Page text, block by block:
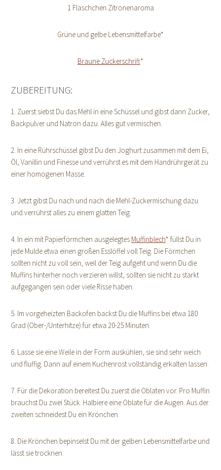
1 Fläschchen Zitronenaroma
Grüne und gelbe Lebensmittelfarbe*
Braune Zuckerschrift*
ZUBEREITUNG:
1. Zuerst siebst Du das Mehl in eine Schüssel und gibst dann Zucker,
Backpulver und Natron dazu. Alles gut vermischen.
2. In eine Rührschüssel gibst Du den Joghurt zusammen mit dem Ei,
Öl, Vanillin und Finesse und verrührst es mit dem Handrührgerät zu
einer homogenen Masse.
3. Jetzt gibst Du nach und nach die Mehl-Zuckermischung dazu
und verrührst alles zu einem glatten Teig.
4. In ein mit Papierförmchen ausgelegtes Muffinblech* füllst Du in
jede Mulde etwa einen großen Esslöffel voll Teig. Die Förmchen
sollten nicht zu voll sein, weil der Teig aufgeht und wenn Du die
Muffins hinterher noch verzieren willst, sollten sie nicht zu starkt
aufgegangen sein oder viele Risse haben.
5. Im vorgeheizten Backofen backst Du die Muffins bei etwa 180
Grad (Ober-/Unterhitze) für etwa 20-25 Minuten.
6. Lasse sie eine Weile in der Form auskühlen, sie sind sehr weich
und fluffig. Dann auf einem Kuchenrost vollständig erkalten lassen.
7. Für die Dekoration bereitest Du zuerst die Oblaten vor. Pro Muffin
brauchst Du zwei Stück. Halbiere eine Oblate für die Augen. Aus der
zweiten schneidest Du ein Krönchen.
8. Die Krönchen bepinselst Du mit der gelben Lebensmittelfarbe und
lässt sie trocknen.